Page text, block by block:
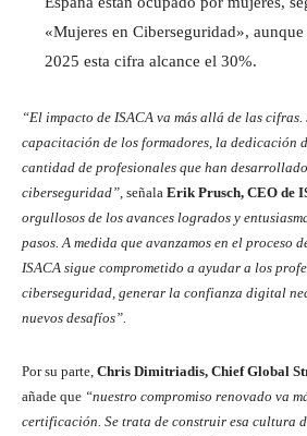
«Mujeres en Ciberseguridad», aunque
2025 esta cifra alcance el 30%.
“El impacto de ISACA va más allá de las cifras.
capacitación de los formadores, la dedicación
cantidad de profesionales que han
ciberseguridad” , señala Erik Prusch, CEO de
orgullosos de los avances logrados y
pasos. A medida que avanzamos en el proceso
ISACA sigue comprometido a ayudar a los
ciberseguridad, generar la confianza digital
nuevos desafíos”.
Por su parte, Chris Dimitriadis, Chief Global
añade que “nuestro compromiso renovado va
certificación. Se trata de construir esa cultura